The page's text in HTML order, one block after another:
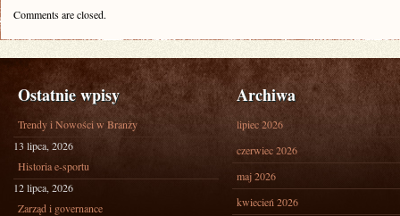
Comments are closed.
Ostatnie wpisy
Trendy i Nowości w Branży
13 lipca, 2026
Historia e-sportu
12 lipca, 2026
Zarząd i governance
Archiwa
lipiec 2026
czerwiec 2026
maj 2026
kwiecień 2026